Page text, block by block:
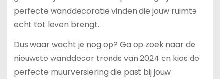
perfecte wanddecoratie vinden die jouw ruimte
echt tot leven brengt.
Dus waar wacht je nog op? Ga op zoek naar de
nieuwste wanddecor trends van 2024 en kies de
perfecte muurversiering die past bij jouw